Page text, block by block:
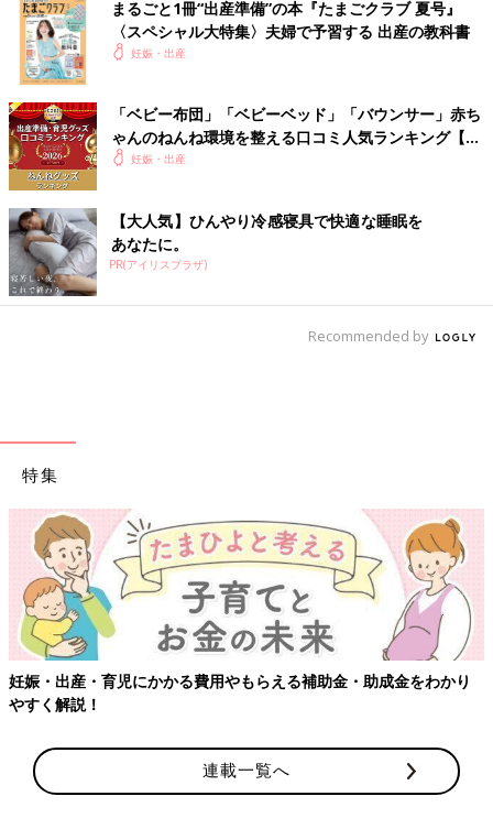
まるごと1冊“出産準備”の本『たまごクラブ 夏号』
〈スペシャル大特集〉夫婦で予習する 出産の教科書
妊娠・出産
「ベビー布団」「ベビーベッド」「バウンサー」赤ち
ゃんのねんね環境を整える口コミ人気ランキング【た
まひよ 赤ちゃんグッズ大賞2026】
妊娠・出産
【大人気】ひんやり冷感寝具で快適な睡眠を
あなたに。
PR(アイリスプラザ)
Recommended by
特集
妊娠・出産・育児にかかる費用やもらえる補助金・助成金をわかり
やすく解説！
連載一覧へ